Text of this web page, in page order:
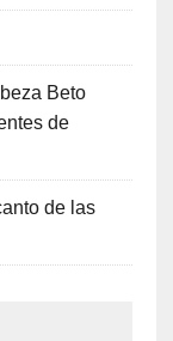
Beto
de
de las